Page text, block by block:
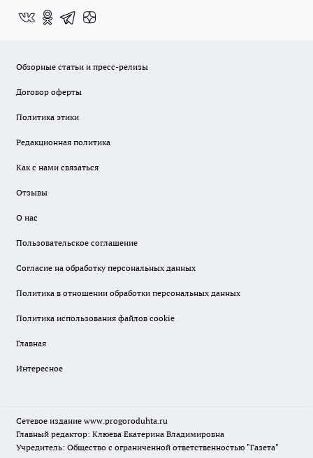
Обзорные статьи и пресс-релизы
Договор оферты
Политика этики
Редакционная политика
Как с нами связаться
Отзывы
О нас
Пользовательское соглашение
Согласие на обработку персональных данных
Политика в отношении обработки персональных данных
Политика использования файлов cookie
Главная
Интересное
Сетевое издание www.progoroduhta.ru
Главный редактор: Клюева Екатерина Владимировна
Учредитель: Общество с ограниченной ответственностью "Газета"